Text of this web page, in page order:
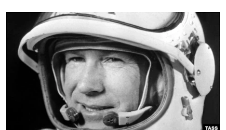
ՏԱՐԱԾԱՇՐՋԱՆ
ՄԻՋԱԶԳԱՅԻՆ
ՄՇԱԿՈՒՅԹ
ՄԵԿՆԱԲԱՆՈՒԹՅՈՒՆ
ՏՏ ԵՒ ԻՆՏԵՐՆԵՏ